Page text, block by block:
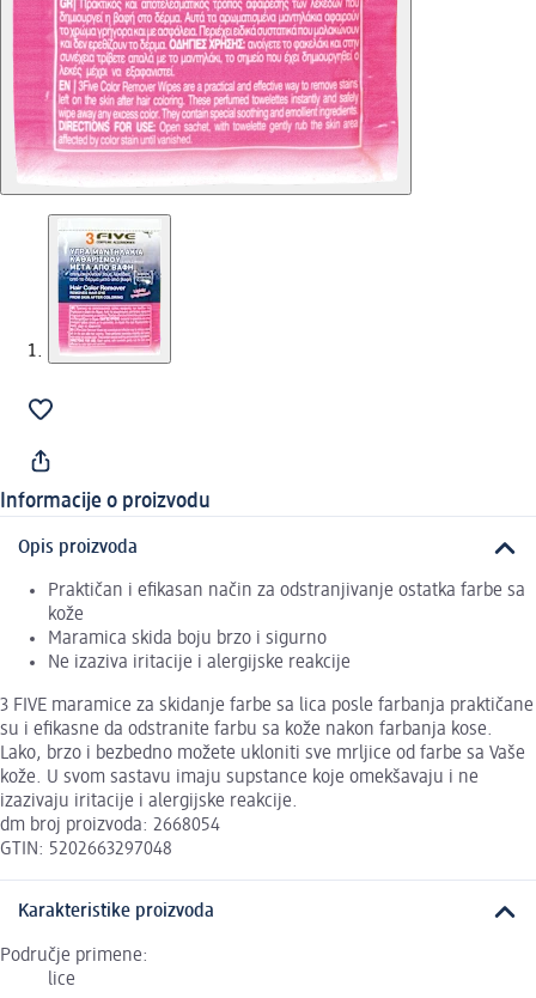
Informacije o proizvodu
Opis proizvoda
Praktičan i efikasan način za odstranjivanje ostatka farbe sa
kože
Maramica skida boju brzo i sigurno
Ne izaziva iritacije i alergijske reakcije
3 FIVE maramice za skidanje farbe sa lica posle farbanja praktičane
su i efikasne da odstranite farbu sa kože nakon farbanja kose.
Lako, brzo i bezbedno možete ukloniti sve mrljice od farbe sa Vaše
kože. U svom sastavu imaju supstance koje omekšavaju i ne
izazivaju iritacije i alergijske reakcije.
dm broj proizvoda: 2668054
GTIN: 5202663297048
Karakteristike proizvoda
Područje primene:
lice